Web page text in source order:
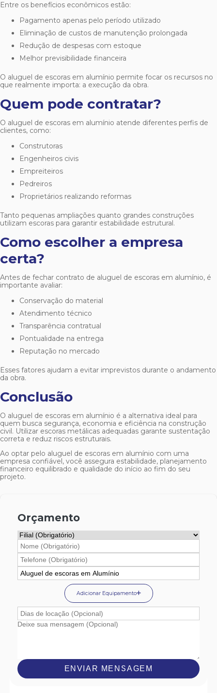
Entre os benefícios econômicos estão:
Pagamento apenas pelo período utilizado
Eliminação de custos de manutenção prolongada
Redução de despesas com estoque
Melhor previsibilidade financeira
O aluguel de escoras em alumínio permite focar os recursos no
que realmente importa: a execução da obra.
Quem pode contratar?
O aluguel de escoras em alumínio atende diferentes perfis de
clientes, como:
Construtoras
Engenheiros civis
Empreiteiros
Pedreiros
Proprietários realizando reformas
Tanto pequenas ampliações quanto grandes construções
utilizam escoras para garantir estabilidade estrutural.
Como escolher a empresa
certa?
Antes de fechar contrato de aluguel de escoras em alumínio, é
importante avaliar:
Conservação do material
Atendimento técnico
Transparência contratual
Pontualidade na entrega
Reputação no mercado
Esses fatores ajudam a evitar imprevistos durante o andamento
da obra.
Conclusão
O aluguel de escoras em alumínio é a alternativa ideal para
quem busca segurança, economia e eficiência na construção
civil. Utilizar escoras metálicas adequadas garante sustentação
correta e reduz riscos estruturais.
Ao optar pelo aluguel de escoras em alumínio com uma
empresa confiável, você assegura estabilidade, planejamento
financeiro equilibrado e qualidade do início ao fim do seu
projeto.
Orçamento
Adicionar Equipamento
ENVIAR MENSAGEM